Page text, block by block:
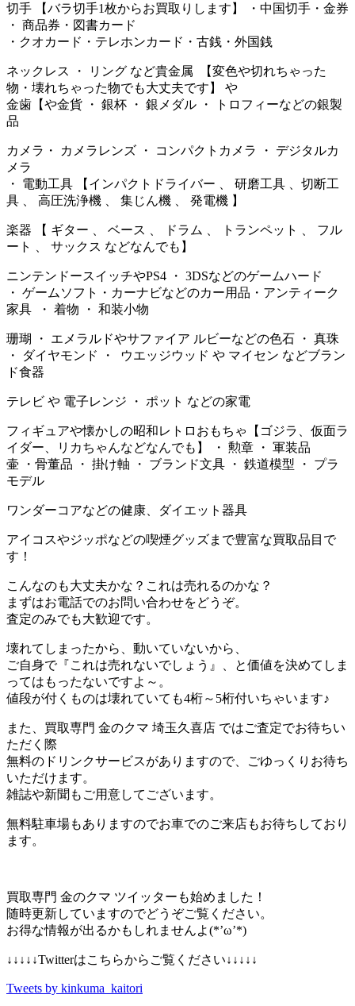
切手 【バラ切手1枚からお買取りします】 ・中国切手・金券
・ 商品券・図書カード
・クオカード・テレホンカード・古銭・外国銭
ネックレス ・ リング など貴金属 【変色や切れちゃった
物・壊れちゃった物でも大丈夫です】 や
金歯【や金貨 ・ 銀杯 ・ 銀メダル ・ トロフィーなどの銀製
品
カメラ・ カメラレンズ ・ コンパクトカメラ ・ デジタルカ
メラ
・ 電動工具 【インパクトドライバー 、 研磨工具 、切断工
具 、 高圧洗浄機 、 集じん機 、 発電機 】
楽器 【 ギター 、 ベース 、 ドラム 、 トランペット 、 フル
ート 、 サックス などなんでも】
ニンテンドースイッチやPS4 ・ 3DSなどのゲームハード
・ ゲームソフト・カーナビなどのカー用品・アンティーク
家具 ・ 着物 ・ 和装小物
珊瑚 ・ エメラルドやサファイア ルビーなどの色石 ・ 真珠
・ ダイヤモンド ・ ウエッジウッド や マイセン などブラン
ド食器
テレビ や 電子レンジ ・ ポット などの家電
フィギュアや懐かしの昭和レトロおもちゃ【ゴジラ、仮面ラ
イダー、リカちゃんなどなんでも】 ・ 勲章 ・ 軍装品
壷 ・骨董品 ・ 掛け軸 ・ ブランド文具 ・ 鉄道模型 ・ プラ
モデル
ワンダーコアなどの健康、ダイエット器具
アイコスやジッポなどの喫煙グッズまで豊富な買取品目で
す！
こんなのも大丈夫かな？これは売れるのかな？
まずはお電話でのお問い合わせをどうぞ。
査定のみでも大歓迎です。
壊れてしまったから、動いていないから、
ご自身で『これは売れないでしょう』、と価値を決めてしま
ってはもったないですよ～。
値段が付くものは壊れていても4桁～5桁付いちゃいます♪
また、買取専門 金のクマ 埼玉久喜店 ではご査定でお待ちい
ただく際
無料のドリンクサービスがありますので、ごゆっくりお待ち
いただけます。
雑誌や新聞もご用意してございます。
無料駐車場もありますのでお車でのご来店もお待ちしており
ます。
買取専門 金のクマ ツイッターも始めました！
随時更新していますのでどうぞご覧ください。
お得な情報が出るかもしれませんよ(*’ω’*)
↓↓↓↓↓Twitterはこちらからご覧ください↓↓↓↓↓
Tweets by kinkuma_kaitori